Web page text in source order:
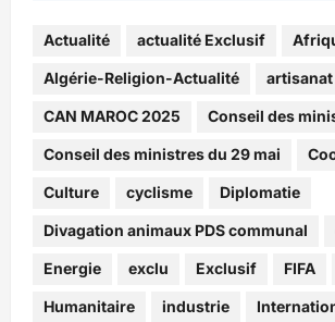
Actualité actualité Exclusif
Algérie-Religion-Actualité artisanat
CAN MAROC 2025 Conseil des
Conseil des ministres du 29 mai
Culture cyclisme Diplomatie
Divagation animaux PDS communal
Energie exclu Exclusif FIFA
Humanitaire industrie